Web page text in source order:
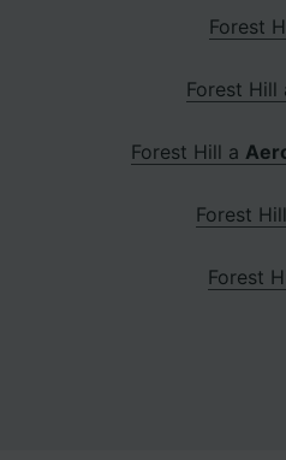
Forest
Forest Hill
Forest Hill a
Forest
Forest